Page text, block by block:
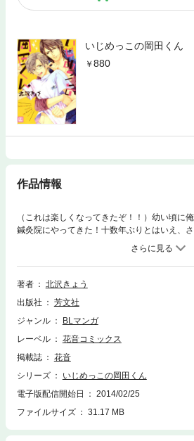
いじめっこの岡田くん
880
作品情報
（これは楽しくなってきたぞ！！）幼い頃に
鍼灸院にやってきた！十数年ぶりとはいえ、
白してきた岡田。ふふふ……よし！俺にメロメ
ゼ☆腹黒イケメン×ツンデレ美人鍼灸師ときめ
友「フラレ男の友幸くん」の恋バナも収録★
著者
北沢きょう
出版社
芳文社
ジャンル
BLマンガ
レーベル
花音コミックス
掲載誌
花音
シリーズ
いじめっこの岡田くん
電子版配信開始日
2014/02/25
ファイルサイズ
31.17 MB